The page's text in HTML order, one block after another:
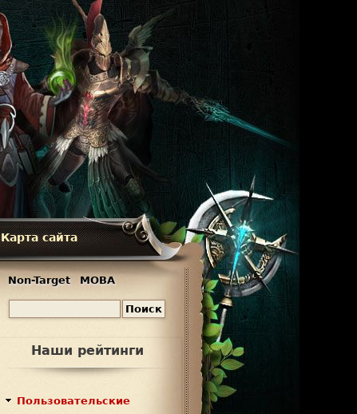
Карта сайта
Non-Target MOBA
Наши рейтинги
Пользовательские